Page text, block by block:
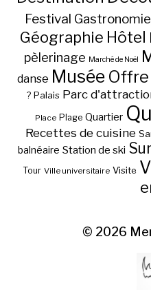
Festival Gastronomie
Géographie Hôtel
pèlerinage Marché de Noël
danse Musée
? Palais Parc
Place Plage Quartier
Recettes de cuisine
balnéaire Station de ski
Tour Ville universitaire Visite
© 2026